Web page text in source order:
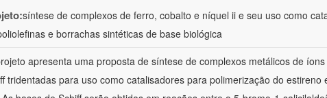
síntese de complexos de ferro, cobalto e níquel ii e seu uso como
e borrachas sintéticas de base biológica
apresenta uma proposta de síntese de complexos metálicos de
tridentadas para uso como catalisadores para polimerização do estireno